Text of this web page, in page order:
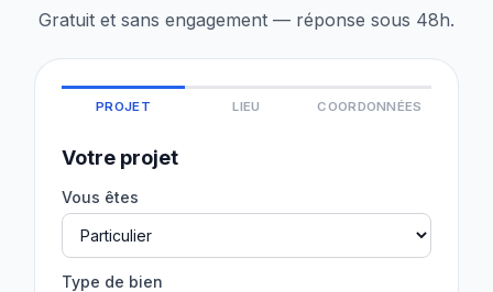
Gratuit et sans engagement — réponse sous 48h.
PROJET LIEU COORDONNÉES
Votre projet
Vous êtes
Type de bien